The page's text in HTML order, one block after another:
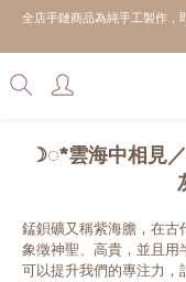
全店手鏈商品為純手工製作，
☽◌*雲海中相見
錳鋇礦又稱紫海膽，在古
象徵神聖、高貴，並且用
可以提升我們的專注力，